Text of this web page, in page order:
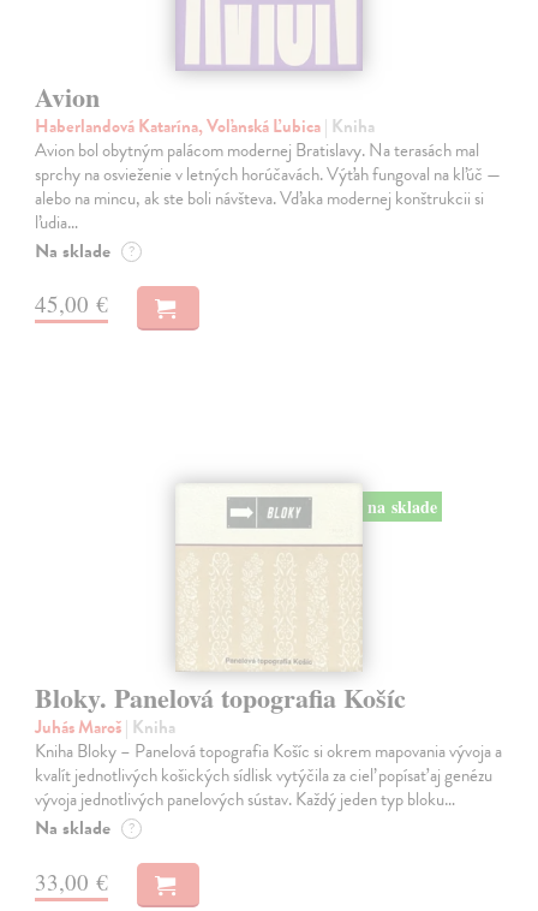
Avion
Haberlandová Katarína, Voľanská Ľubica| Kniha
Avion bol obytným palácom modernej Bratislavy. Na terasách mal
sprchy na osvieženie v letných horúčavách. Výťah fungoval na kľúč —
alebo na mincu, ak ste boli návšteva. Vďaka modernej konštrukcii si
ľudia…
Na sklade ?
45,00 €
na sklade
Bloky. Panelová topografia Košíc
Juhás Maroš| Kniha
Kniha Bloky – Panelová topografia Košíc si okrem mapovania vývoja a
kvalít jednotlivých košických sídlisk vytýčila za cieľ popísať aj genézu
vývoja jednotlivých panelových sústav. Každý jeden typ bloku…
Na sklade ?
33,00 €